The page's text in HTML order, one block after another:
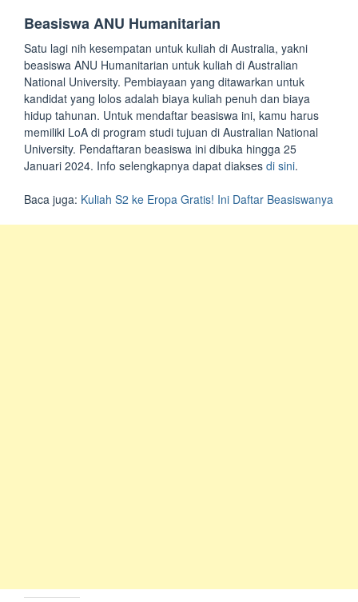
Beasiswa ANU Humanitarian
Satu lagi nih kesempatan untuk kuliah di Australia, yakni
beasiswa ANU Humanitarian untuk kuliah di Australian
National University. Pembiayaan yang ditawarkan untuk
kandidat yang lolos adalah biaya kuliah penuh dan biaya
hidup tahunan. Untuk mendaftar beasiswa ini, kamu harus
memiliki LoA di program studi tujuan di Australian National
University. Pendaftaran beasiswa ini dibuka hingga 25
Januari 2024. Info selengkapnya dapat diakses di sini.
Baca juga: Kuliah S2 ke Eropa Gratis! Ini Daftar Beasiswanya